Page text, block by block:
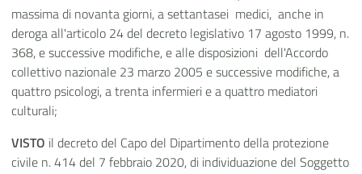
massima di novanta giorni, a settantasei medici, anche in
deroga all'articolo 24 del decreto legislativo 17 agosto 1999, n.
368, e successive modifiche, e alle disposizioni dell'Accordo
collettivo nazionale 23 marzo 2005 e successive modifiche, a
quattro psicologi, a trenta infermieri e a quattro mediatori
culturali;
VISTO il decreto del Capo del Dipartimento della protezione
civile n. 414 del 7 febbraio 2020, di individuazione del Soggetto